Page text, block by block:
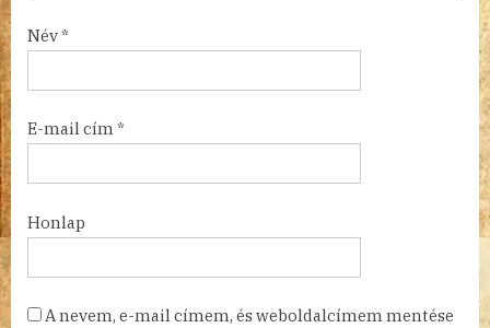
Név*
E-mail cím*
Honlap
A nevem, e-mail címem, és weboldalcímem mentése